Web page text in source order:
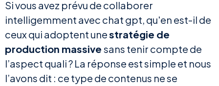
Si vous avez prévu de collaborer
intelligemment avec chat gpt, qu'en est-il de
ceux qui adoptent unestratégie de
production massive sans tenir compte de
l’aspect quali ? La réponse est simple et nous
l’avons dit : ce type de contenus ne se